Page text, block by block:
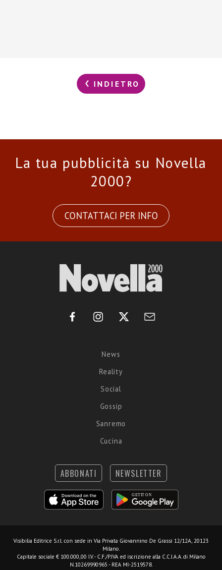
INDIETRO
La tua pubblicità su Novella
2000?
CONTATTACI PER INFO
News
Reality
Social
Gossip
Sanremo
Cucina
ABBONATI NEWSLETTER
Visibilia Editrice S.r.l. con sede in Via Privata Giovannino De Grassi 12/12A, 20123
Milano.
Capitale sociale € 100.000,00 I.V. - C.F./P.IVA ed iscrizione alla C.C.I.A.A. di Milano
N.10269990965 - REA MI-2519578.